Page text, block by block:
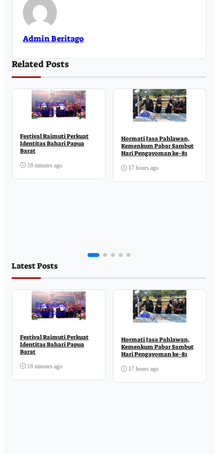
Admin Beritago
Related Posts
BusinessDaerah
EkonomiSosial
Festival Raimuti Perkuat
Identitas Bahari Papua
Barat
18 minutes ago
Daerah
Hormati Jasa Pahlawan,
Kemenkum Pabar Sambut
Hari Pengayoman ke-81
17 hours ago
Latest Posts
BusinessDaerah
EkonomiSosial
Festival Raimuti Perkuat
Identitas Bahari Papua
Barat
18 minutes ago
Daerah
Hormati Jasa Pahlawan,
Kemenkum Pabar Sambut
Hari Pengayoman ke-81
17 hours ago